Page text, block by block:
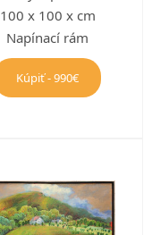
100 x 100 x cm
Napínací rám
Kúpiť - 990€